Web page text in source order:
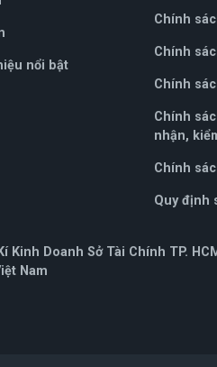
nổi bật
Chính
Chính
Chính
Chính
nhận,
Chính
Quy định
Kinh Doanh Sở Tài Chính TP.
Nam